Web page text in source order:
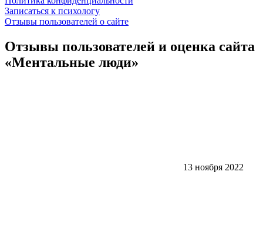
Записаться к психологу
Отзывы пользователей о сайте
Отзывы пользователей и оценка сайта
«Ментальные люди»
13 ноября 2022